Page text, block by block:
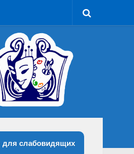
для слабовидящих